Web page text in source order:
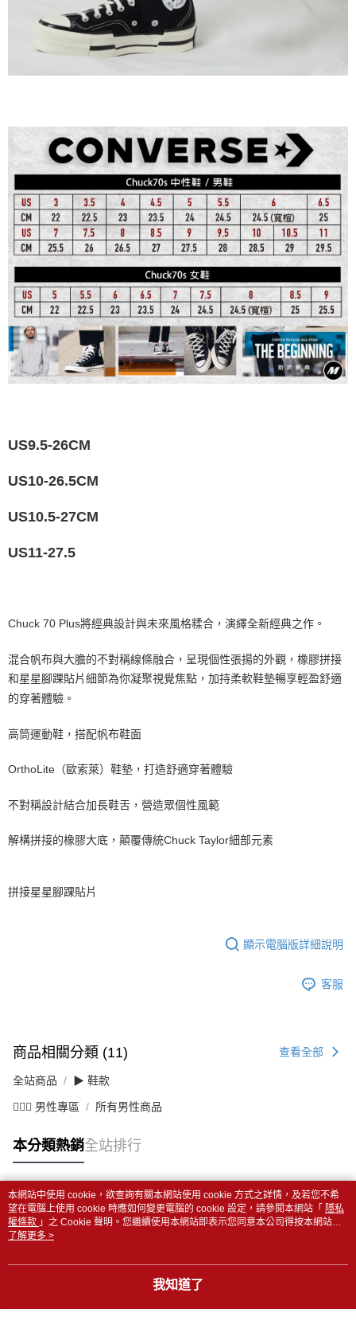
US9.5-26CM
US10-26.5CM
US10.5-27CM
US11-27.5
Chuck 70 Plus將經典設計與未來風格糅合，演繹全新經典之作。
混合帆布與大膽的不對稱線條融合，呈現個性張揚的外觀，橡膠拼接
和星星腳踝貼片細節為你凝聚視覺焦點，加持柔軟鞋墊暢享輕盈舒適
的穿著體驗。
高筒運動鞋，搭配帆布鞋面
OrthoLite（歐索萊）鞋墊，打造舒適穿著體驗
不對稱設計結合加長鞋舌，營造眾個性風範
解構拼接的橡膠大底，顛覆傳統Chuck Taylor細部元素
拼接星星腳踝貼片
顯示電腦版詳細說明
客服
商品相關分類 (11) 查看全部
全站商品 ▶ 鞋款
💁🏻‍♂️ 男性專區 所有男性商品
本分類熱銷全站排行
熱門標籤
本網站中使用 cookie，欲查詢有關本網站使用 cookie 方式之詳情，及若您不希
望在電腦上使用 cookie 時應如何變更電腦的 cookie 設定，請參閱本網站「 隱私
權條款 」之 Cookie 聲明。您繼續使用本網站即表示您同意本公司得按本網站使
用條款之 Cookie 聲明使用 cookie。
了解更多 >
我知道了